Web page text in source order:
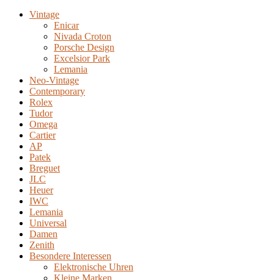
Vintage
Enicar
Nivada Croton
Porsche Design
Excelsior Park
Lemania
Neo-Vintage
Contemporary
Rolex
Tudor
Omega
Cartier
AP
Patek
Breguet
JLC
Heuer
IWC
Lemania
Universal
Damen
Zenith
Besondere Interessen
Elektronische Uhren